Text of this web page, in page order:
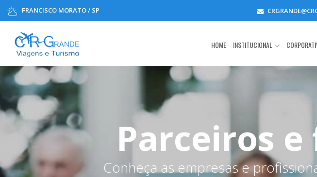
FRANCISCO MORATO / SP
HOME INSTITUCIONAL
Parceiros
Conheça as empresas e